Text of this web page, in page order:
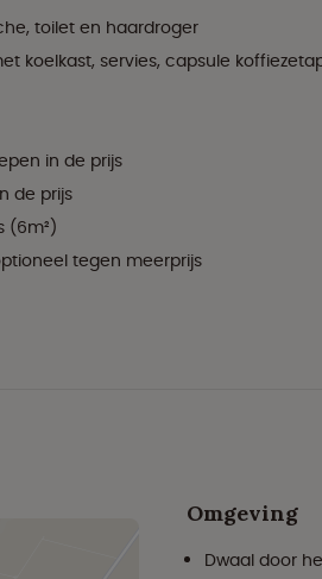
toilet en haardroger
koelkast, servies, capsule
in de prijs
de prijs
(6m²)
tegen meerprijs
Omgeving
Dwaal door